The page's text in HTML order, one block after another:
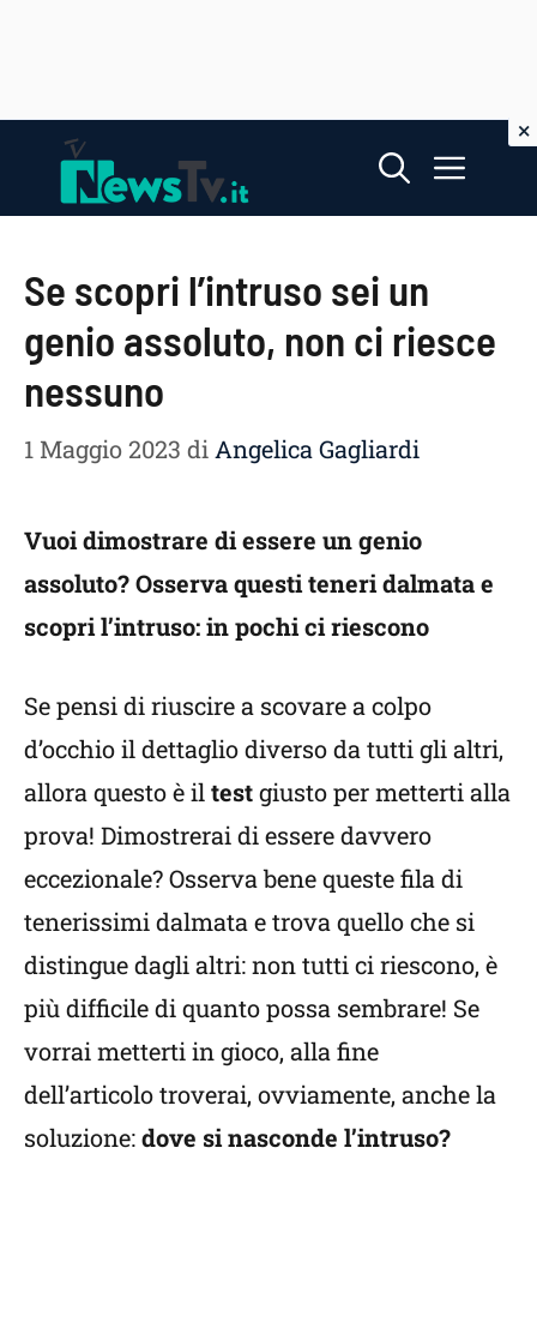
contenuto
Menu
Se scopri l’intruso sei un
genio assoluto, non ci riesce
nessuno
1 Maggio 2023 di Angelica Gagliardi
Vuoi dimostrare di essere un genio
assoluto? Osserva questi teneri dalmata e
scopri l’intruso: in pochi ci riescono
Se pensi di riuscire a scovare a colpo
d’occhio il dettaglio diverso da tutti gli altri,
allora questo è iltestgiusto per metterti alla
prova! Dimostrerai di essere davvero
eccezionale? Osserva bene queste fila di
tenerissimi dalmata e trova quello che si
distingue dagli altri: non tutti ci riescono, è
più difficile di quanto possa sembrare! Se
vorrai metterti in gioco, alla fine
dell’articolo troverai, ovviamente, anche la
soluzione:dove si nasconde l’intruso?